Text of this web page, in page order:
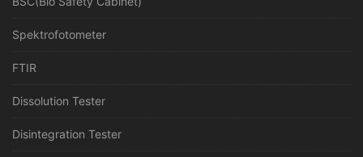
Spektrofotometer
FTIR
Dissolution Tester
Disintegration Tester